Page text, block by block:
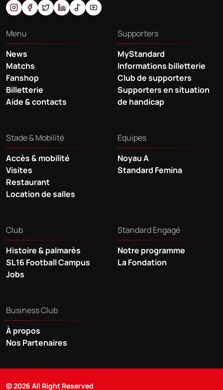
Menu
News
Matchs
Fanshop
Billetterie
Aide & contacts
Supporters
MyStandard
Informations billetterie
Club de supporters
Supporters en situation
de handicap
Stade & Mobilité
Accès & mobilité
Visites
Restaurant
Location de salles
Equipes
Noyau A
Standard Femina
Club
Histoire & palmarès
SL16 Football Campus
Jobs
Standard Engagé
Notre programme
La Fondation
Business Club
À propos
Nos Partenaires
© 2026 All Right Reserved